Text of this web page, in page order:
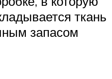
ткань
запасом